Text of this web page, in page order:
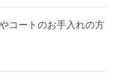
コートのお手入れの方